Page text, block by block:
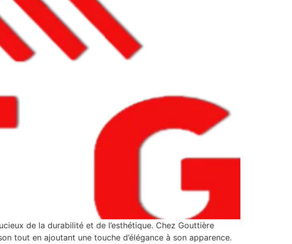
de la durabilité et de l’esthétique. Chez Gouttière
tout en ajoutant une touche d’élégance à son apparence.